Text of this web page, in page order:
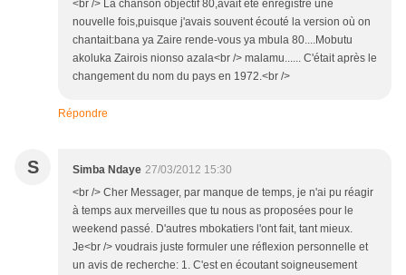
<br /> La chanson objectif 80,avait été enregistré une
nouvelle fois,puisque j'avais souvent écouté la version où on
chantait:bana ya Zaire rende-vous ya mbula 80....Mobutu
akoluka Zairois nionso azala<br /> malamu...... C'était après le
changement du nom du pays en 1972.<br />
Répondre
S Simba Ndaye 27/03/2012 15:30
<br /> Cher Messager, par manque de temps, je n'ai pu réagir
à temps aux merveilles que tu nous as proposées pour le
weekend passé. D'autres mbokatiers l'ont fait, tant mieux.
Je<br /> voudrais juste formuler une réflexion personnelle et
un avis de recherche: 1. C'est en écoutant soigneusement